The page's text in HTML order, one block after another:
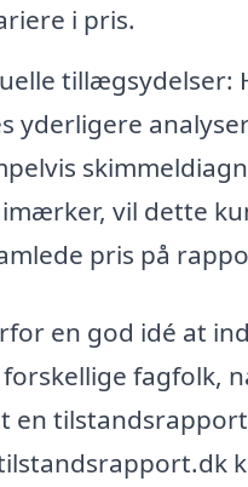
i pris.
tillægsydelser:
yderligere
vil dette
pris på
en god idé at
fagfolk,
en